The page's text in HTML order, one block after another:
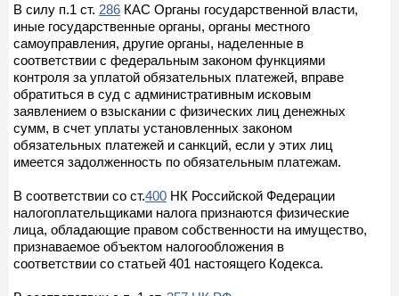
В силу п.1 ст. 286 КАС Органы государственной власти,
иные государственные органы, органы местного
самоуправления, другие органы, наделенные в
соответствии с федеральным законом функциями
контроля за уплатой обязательных платежей, вправе
обратиться в суд с административным исковым
заявлением о взыскании с физических лиц денежных
сумм, в счет уплаты установленных законом
обязательных платежей и санкций, если у этих лиц
имеется задолженность по обязательным платежам.
В соответствии со ст.400 НК Российской Федерации
налогоплательщиками налога признаются физические
лица, обладающие правом собственности на имущество,
признаваемое объектом налогообложения в
соответствии со статьей 401 настоящего Кодекса.